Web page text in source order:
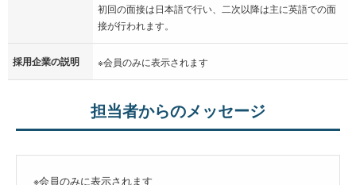
初回の面接は日本語で行い、二次以降は主に英語での面
接が行われます。
採用企業の説明 ※会員のみに表示されます
担当者からのメッセージ
※会員のみに表示されます